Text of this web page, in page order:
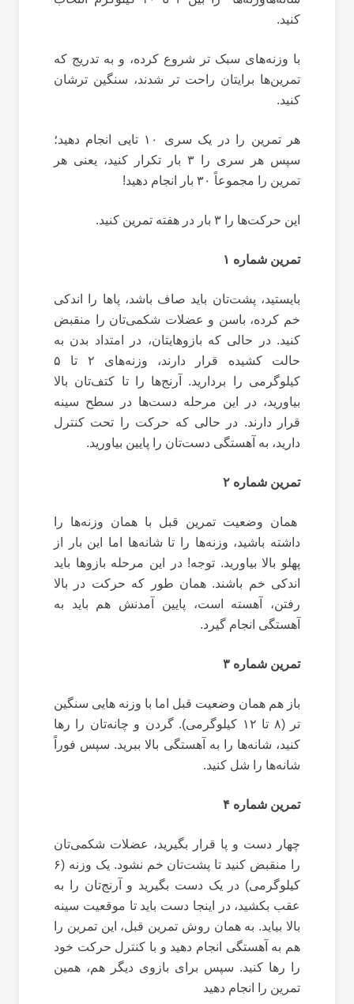
کنید.
با وزنه‌های سبک تر شروع کرده، و به تدریج که
تمرین‌ها برایتان راحت تر شدند، سنگین ترشان
کنید.
هر تمرین را در یک سری ۱۰ تایی انجام دهید؛
سپس هر سری را ۳ بار تکرار کنید، یعنی هر
تمرین را مجموعاً ۳۰ بار انجام دهید!
این حرکت‌ها را ۳ بار در هفته تمرین کنید.
تمرین شماره ۱
بایستید، پشت‌تان باید صاف باشد، پاها را اندکی
خم کرده، باسن و عضلات شکمی‌تان را منقبض
کنید. در حالی که بازوهایتان، در امتداد بدن به
حالت کشیده قرار دارند، وزنه‌های ۲ تا ۵
کیلوگرمی را بردارید. آرنج‌ها را تا کتف‌تان بالا
بیاورید، در این مرحله دست‌ها در سطح سینه
قرار دارند. در حالی که حرکت را تحت کنترل
دارید، به آهستگی دست‌‌‌تان را پایین بیاورید.
تمرین شماره ۲
همان وضعیت تمرین قبل با همان وزنه‌ها را
داشته باشید، وزنه‌ها را تا شانه‌ها اما این بار از
پهلو بالا بیاورید. توجه! در این مرحله بازوها باید
اندکی خم باشند. همان طور که حرکت در بالا
رفتن، آهسته است، پایین آمدنش هم باید به
آهستگی انجام گیرد.
تمرین شماره ۳
باز هم همان وضعیت قبل اما با وزنه هایی سنگین
تر (۸ تا ۱۲ کیلوگرمی). گردن و چانه‌تان را رها
کنید، شانه‌‌ها را به آهستگی بالا ببرید. سپس فوراً
شانه‌ها را شل کنید.
تمرین شماره ۴
چهار دست و پا قرار بگیرید، عضلات شکمی‌تان
را منقبض کنید تا پشت‌تان خم نشود. یک وزنه (۶
کیلوگرمی) در یک دست بگیرید و آرنج‌تان را به
عقب بکشید، در اینجا دست باید تا موقعیت سینه
بالا بیاید. به همان روش تمرین قبل، این تمرین را
هم به آهستگی انجام دهید و با کنترل حرکت خود
را رها کنید. سپس برای بازوی دیگر هم، همین
تمرین را انجام دهید